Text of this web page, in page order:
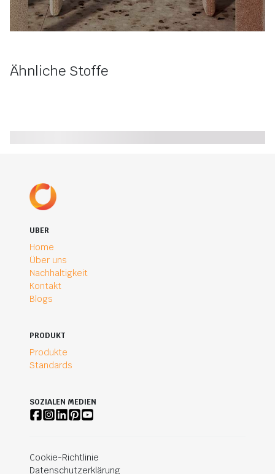
Ähnliche Stoffe
UBER
Home
Über uns
Nachhaltigkeit
Kontakt
Blogs
PRODUKT
Produkte
Standards
SOZIALEN MEDIEN
Cookie-Richtlinie
Datenschutzerklärung